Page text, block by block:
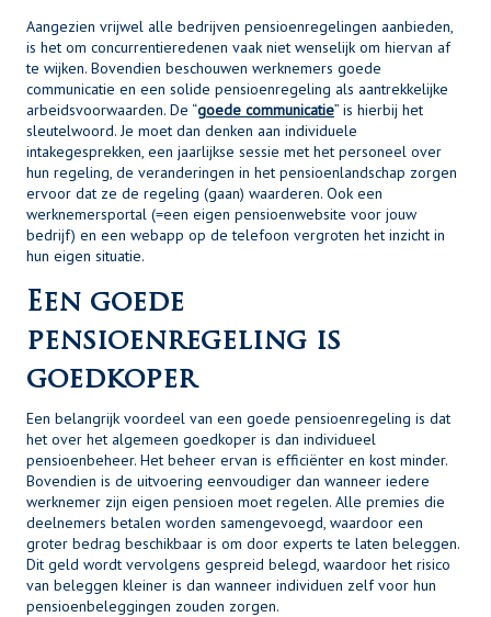
Aangezien vrijwel alle bedrijven pensioenregelingen aanbieden,
is het om concurrentieredenen vaak niet wenselijk om hiervan af
te wijken. Bovendien beschouwen werknemers goede
communicatie en een solide pensioenregeling als aantrekkelijke
arbeidsvoorwaarden. De “goede communicatie” is hierbij het
sleutelwoord. Je moet dan denken aan individuele
intakegesprekken, een jaarlijkse sessie met het personeel over
hun regeling, de veranderingen in het pensioenlandschap zorgen
ervoor dat ze de regeling (gaan) waarderen. Ook een
werknemersportal (=een eigen pensioenwebsite voor jouw
bedrijf) en een webapp op de telefoon vergroten het inzicht in
hun eigen situatie.
Een goede
pensioenregeling is
goedkoper
Een belangrijk voordeel van een goede pensioenregeling is dat
het over het algemeen goedkoper is dan individueel
pensioenbeheer. Het beheer ervan is efficiënter en kost minder.
Bovendien is de uitvoering eenvoudiger dan wanneer iedere
werknemer zijn eigen pensioen moet regelen. Alle premies die
deelnemers betalen worden samengevoegd, waardoor een
groter bedrag beschikbaar is om door experts te laten beleggen.
Dit geld wordt vervolgens gespreid belegd, waardoor het risico
van beleggen kleiner is dan wanneer individuen zelf voor hun
pensioenbeleggingen zouden zorgen.